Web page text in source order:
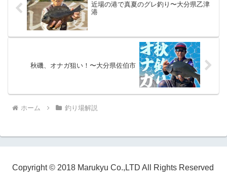
近場の港で真夏のグレ釣り〜大分県乙津
港
秋磯、オナガ狙い！〜大分県佐伯市
ホーム 釣り場解説
Copyright © 2018 Marukyu Co.,LTD All Rights Reserved